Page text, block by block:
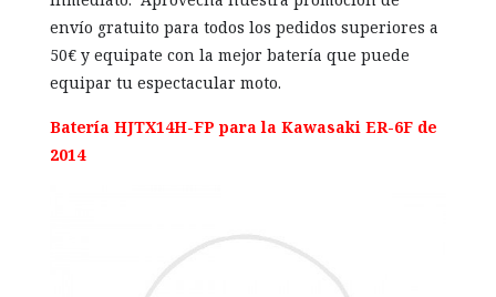
envío gratuito para todos los pedidos superiores a
50€ y equipate con la mejor batería que puede
equipar tu espectacular moto.
Batería HJTX14H-FP para la Kawasaki ER-6F de
2014